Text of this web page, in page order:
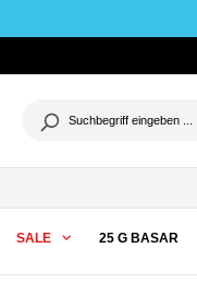
SALE 25 G BASAR